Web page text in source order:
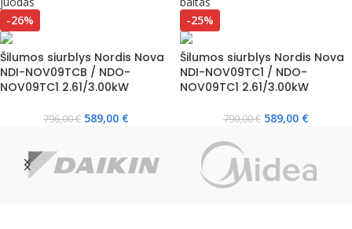
-26%
Šilumos siurblys Nordis Nova
NDI-NOV09TCB / NDO-
NOV09TC1 2.61/3.00kW
796,00€ 589,00 €
-25%
Šilumos siurblys Nordis Nova
NDI-NOV09TC1 / NDO-
NOV09TC1 2.61/3.00kW
790,00€ 589,00 €